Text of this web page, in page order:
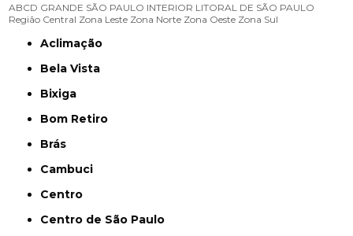
ABCD GRANDE SÃO PAULO INTERIOR LITORAL DE SÃO PAULO
Região Central Zona Leste Zona Norte Zona Oeste Zona Sul
Aclimação
Bela Vista
Bixiga
Bom Retiro
Brás
Cambuci
Centro
Centro de São Paulo